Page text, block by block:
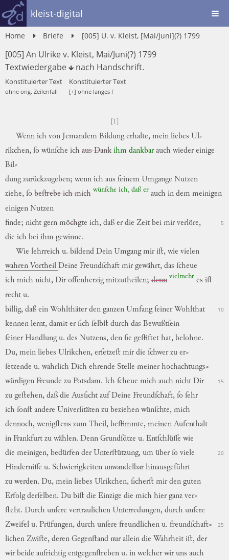
kleist-digital
Home Briefe [005] U. v. Kleist, [Mai/Juni](?) 1799
[005] An Ulrike v. Kleist, Mai/Juni(?) 1799
Textwiedergabe
nach Handschrift.
Konstituierter Text
ohne orig. Zeilenfall
Konstituierter Text
[+] ohne langes ſ
[1]
Wenn ich von Jemandem Bildung erhalte, mein liebes Ul⸗
rikchen, ſo wünſche ich aus Dank ihm dankbar auch wieder einige
Bil⸗
dungzurückzugeben; wenn ich aus ſeinem Umgange Nutzen
ziehe, ſo beſtrebe ich mich wünſche ich, daß er auch in dem meinigen
einigen Nutzen
finde; nicht gern möchgte ich, daß er die Zeit bei mir verlöre, 5
die ich bei ihm gewinne.
Wie lehrreich u. bildend Dein Umgang mir iſt, wie vielen
wahren Vortheil Deine Freundſchaft mir gewährt, das ſcheue
ich mich nicht, Dir offenherzig mitzutheilen; denn vielmehr es iſt
recht u.
billig, daß ein Wohlthäter den ganzen Umfang ſeiner Wohlthat 10
kennen lernt, damit er ſich ſelbſt durch das Bewußtſein
ſeiner Handlung u. des Nutzens, den ſie geſtiftet hat, belohne.
Du, mein liebes Ulrikchen, erſetzeſt mir die ſchwer zu er⸗
ſetzende u. wahrlich Dich ehrende Stelle meiner hochachtungs⸗
würdigen Freunde zu Potsdam. Ich ſcheue mich auch nicht Dir 15
zu geſtehen, daß die Ausſicht auf Deine Freundſchaft, ſo ſehr
ich ſonſt andere Univerſitäten zu beziehen wünſchte, mich
dennoch, wenigſtens zum Theil, beſtimmte, meinen Aufenthalt
in Frankfurt zu wählen. Denn Grundſätze u. Entſchlüſſe wie
die meinigen, bedürfen der Unterſtützung, um über ſo viele 20
Hinderniſſe u. Schwierigkeiten unwandelbar hinausgeführt
zu werden. Du, mein liebes Ulrikchen, ſicherſt mir den guten
Erfolg derſelben. Du biſt die Einzige die mich hier ganz ver⸗
ſteht. Durch unſere vertraulichen Unterredungen, durch unſere
Zweifel u. Prüfungen, durch unſere freundlichen u. freundſchaft⸗ 25
lichen Zwiſte, deren Gegenſtand nur allein die Wahrheit iſt, der
wir beide aufrichtig entgegenſtreben u. in welcher wir uns auch